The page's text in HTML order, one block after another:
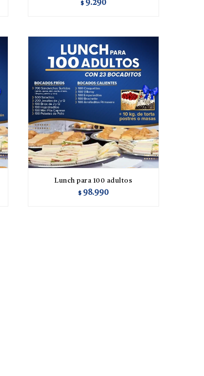
$ 9.290
Lunch para 100 adultos
$ 98.990